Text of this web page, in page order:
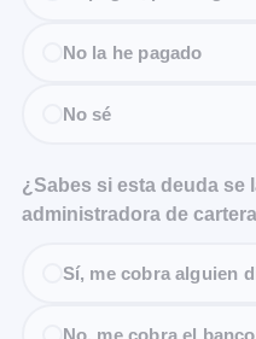
No la he pagado
No sé
¿Sabes si esta deuda se
administradora de
Sí, me cobra alguien
No, me cobra el